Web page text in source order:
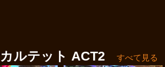
ルテット ACT2
すべて見る